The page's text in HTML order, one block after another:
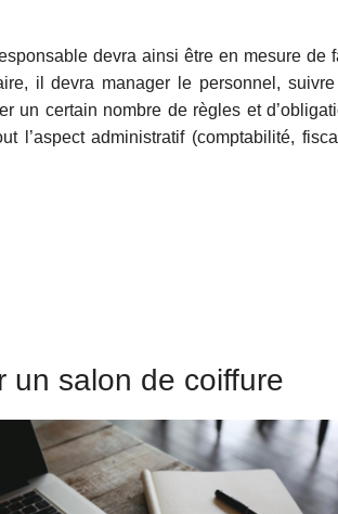
devra ainsi être en mesure de
il devra manager le personnel,
un certain nombre de règles et
l’aspect administratif (comptabilité,
un salon de coiffure